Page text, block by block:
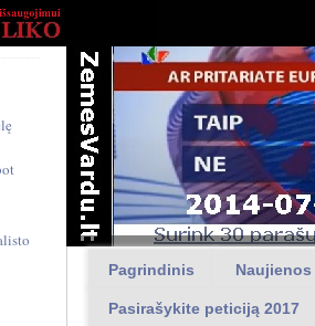
Pagrindinis Naujienos
Pasirašykite peticiją 2017